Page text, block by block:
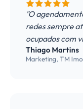
"O
redes sempre
ocupados com
Thiago Martins
Marketing, TM